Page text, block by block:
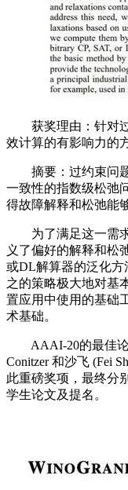
获奖理由：针对过
效计算的有影响力的
摘要：过约束问题
一致性的指数级松弛
得故障解释和松弛能
为了满足这一需求
义了偏好的解释和松
或DL解算器的泛化
之的策略极大地对基
置应用中使用的基础
术基础。
AAAI-20的最佳论
Conitzer 和沙飞 (Fei
此重磅奖项，最终分
学生论文及提名。